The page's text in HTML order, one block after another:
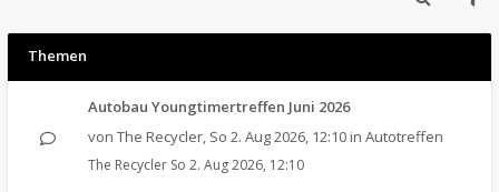
Themen
Autobau Youngtimertreffen Juni 2026
von The Recycler, So 2. Aug 2026, 12:10 in Autotreffen
The Recycler So 2. Aug 2026, 12:10